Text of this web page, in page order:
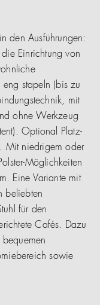
den Ausführungen:
Einrichtung von
stapeln (bis zu
mit
ohne Werkzeug
Optional Platz-
Mit niedrigem oder
Möglichkeiten
Eine Variante mit
beliebten
für den
Cafés. Dazu
sowie